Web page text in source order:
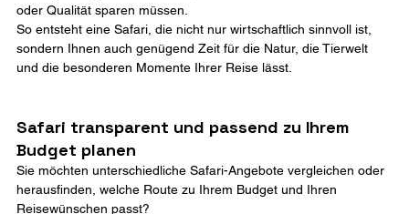
oder Qualität sparen müssen.
So entsteht eine Safari, die nicht nur wirtschaftlich sinnvoll ist,
sondern Ihnen auch genügend Zeit für die Natur, die Tierwelt
und die besonderen Momente Ihrer Reise lässt.
Safari transparent und passend zu Ihrem
Budget planen
Sie möchten unterschiedliche Safari-Angebote vergleichen oder
herausfinden, welche Route zu Ihrem Budget und Ihren
Reisewünschen passt?